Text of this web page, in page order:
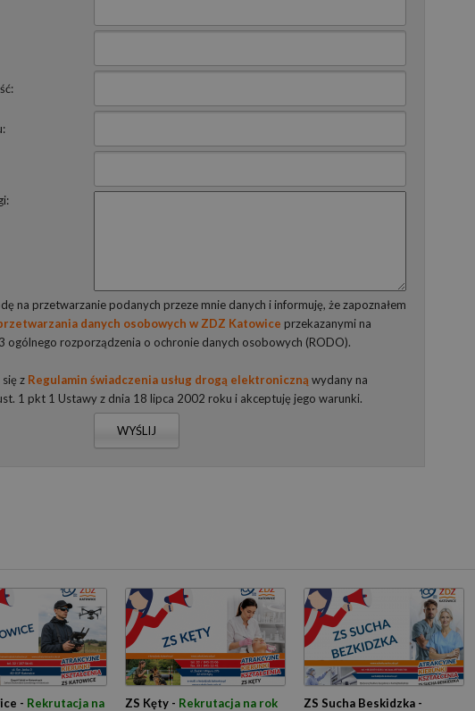
na przetwarzanie podanych przeze mnie danych i informuję, że zapoznałem
danych osobowych w ZDZ Katowice przekazanymi na
ogólnego rozporządzenia o ochronie danych osobowych (RODO).
z Regulamin świadczenia usług drogą elektroniczną wydany na
1 pkt 1 Ustawy z dnia 18 lipca 2002 roku i akceptuję jego warunki.
WYŚLIJ
- Rekrutacja na
ZS Kęty - Rekrutacja na rok
ZS Sucha Beskidzka -